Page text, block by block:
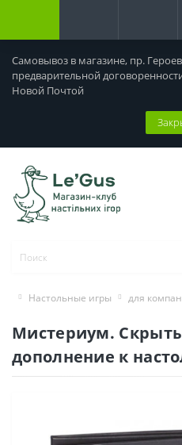
Самовывоз в магазине, пр.
предварительной
Новой Почтой
Настольные игры для
Мистериум.
дополнение к